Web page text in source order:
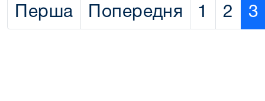
Перша Попередня 1 2 3